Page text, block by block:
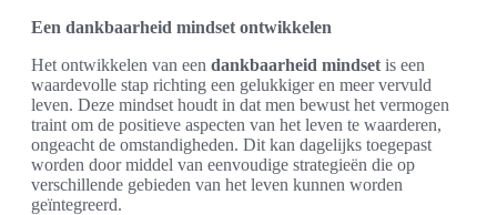
Een dankbaarheid mindset ontwikkelen
Het ontwikkelen van een dankbaarheid mindset is een
waardevolle stap richting een gelukkiger en meer vervuld
leven. Deze mindset houdt in dat men bewust het vermogen
traint om de positieve aspecten van het leven te waarderen,
ongeacht de omstandigheden. Dit kan dagelijks toegepast
worden door middel van eenvoudige strategieën die op
verschillende gebieden van het leven kunnen worden
geïntegreerd.